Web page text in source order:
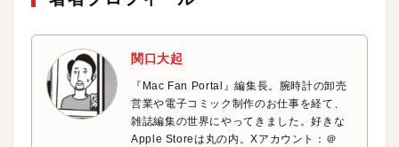
関口大起
『Mac Fan Portal』編集長。腕時計の卸売
営業や電子コミック制作のお仕事を経て、
雑誌編集の世界にやってきました。好きな
Apple Storeは丸の内。Xアカウント：＠